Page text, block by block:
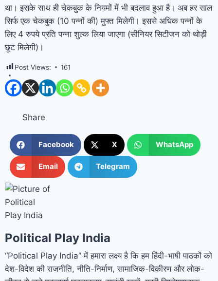
था। इसके साथ ही चेकबुक के नियमों में भी बदलाव हुआ है। अब हर साल
सिर्फ एक चेकबुक (10 पन्नों की) मुफ्त मिलेगी। इससे अधिक पन्नों के
लिए 4 रुपये प्रति पन्ना शुल्क लिया जाएगा (सीनियर सिटीजन को थोड़ी
छूट मिलेगी)।
Post Views: 161
Share
Facebook X WhatsApp
Email Telegram
Political Play India
“Political Play India” में हमारा लक्ष्य है कि हम हिंदी-भाषी पाठकों को
देश-विदेश की राजनीति, नीति-निर्माण, सामाजिक-विकीरण और लोक-